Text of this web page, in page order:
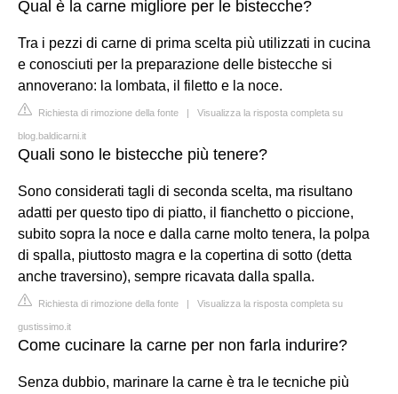
Qual è la carne migliore per le bistecche?
Tra i pezzi di carne di prima scelta più utilizzati in cucina
e conosciuti per la preparazione delle bistecche si
annoverano: la lombata, il filetto e la noce.
Richiesta di rimozione della fonte | Visualizza la risposta completa su
blog.baldicarni.it
Quali sono le bistecche più tenere?
Sono considerati tagli di seconda scelta, ma risultano
adatti per questo tipo di piatto, il fianchetto o piccione,
subito sopra la noce e dalla carne molto tenera, la polpa
di spalla, piuttosto magra e la copertina di sotto (detta
anche traversino), sempre ricavata dalla spalla.
Richiesta di rimozione della fonte | Visualizza la risposta completa su
gustissimo.it
Come cucinare la carne per non farla indurire?
Senza dubbio, marinare la carne è tra le tecniche più